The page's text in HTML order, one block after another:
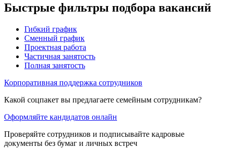
Быстрые фильтры подбора вакансий
Гибкий график
Сменный график
Проектная работа
Частичная занятость
Полная занятость
Корпоративная поддержка сотрудников
Какой соцпакет вы предлагаете семейным сотрудникам?
Оформляйте кандидатов онлайн
Проверяйте сотрудников и подписывайте кадровые
документы без бумаг и личных встреч